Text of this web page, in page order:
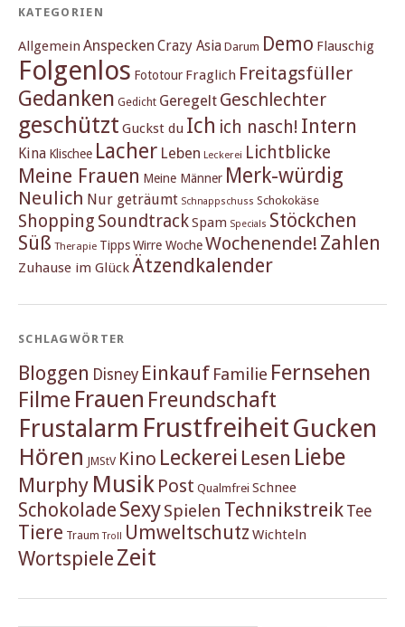
KATEGORIEN
Allgemein Anspecken Crazy Asia Darum Demo Flauschig
Folgenlos Fototour Fraglich Freitagsfüller
Gedanken Gedicht Geregelt Geschlechter
geschützt Guckst du Ich ich nasch! Intern
Kina Klischee Lacher Leben Leckerei Lichtblicke
Meine Frauen Meine Männer Merk-würdig
Neulich Nur geträumt Schnappschuss Schokokäse
Shopping SoundtrackSpam Specials Stöckchen
Süß Therapie TippsWirre WocheWochenende! Zahlen
Zuhause im Glück Ätzendkalender
SCHLAGWÖRTER
Bloggen Disney Einkauf Familie Fernsehen
Filme Frauen Freundschaft
Frustalarm FrustfreiheitGucken
Hören JMStV Kino Leckerei Lesen Liebe
Murphy Musik Post Qualmfrei Schnee
Schokolade SexySpielen Technikstreik Tee
Tiere Traum Troll Umweltschutz Wichteln
Wortspiele Zeit